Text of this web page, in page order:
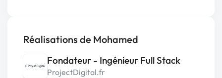
Réalisations de Mohamed
Fondateur - Ingénieur Full Stack
ProjectDigital.fr